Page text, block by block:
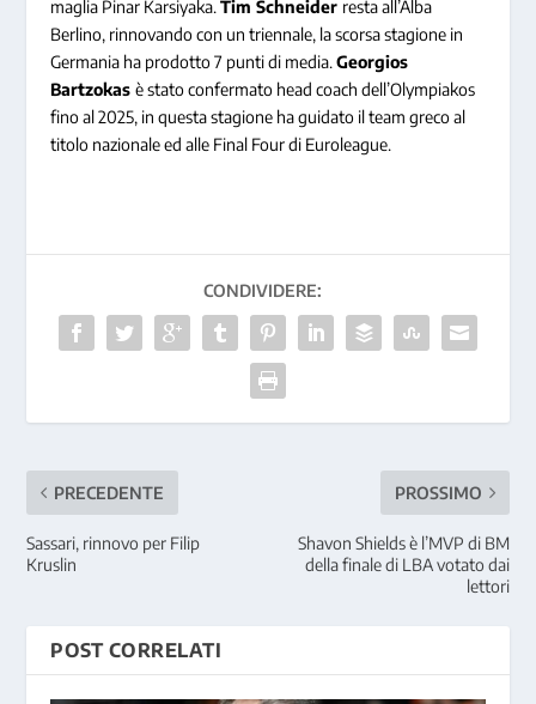
maglia Pinar Karsiyaka.Tim Schneider resta all’Alba
Berlino, rinnovando con un triennale, la scorsa stagione in
Germania ha prodotto 7 punti di media.Georgios
Bartzokasè stato confermato head coach dell’Olympiakos
fino al 2025, in questa stagione ha guidato il team greco al
titolo nazionale ed alle Final Four di Euroleague.
CONDIVIDERE:
PRECEDENTE
Sassari, rinnovo per Filip
Kruslin
PROSSIMO
Shavon Shields è l’MVP di BM
della finale di LBA votato dai
lettori
POST CORRELATI